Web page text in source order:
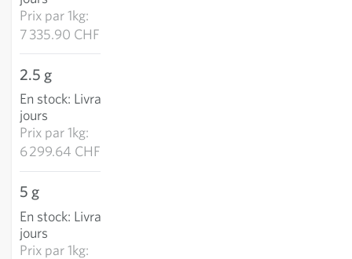
Prix par1kg:
7 335.90 CHF
2.5 g
En stock: Livraison 2-4
jours
Prix par1kg:
6 299.64 CHF
5 g
En stock: Livraison 2-4
jours
Prix par1kg: